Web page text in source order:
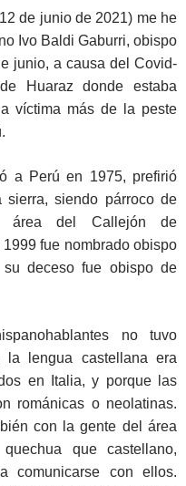
de junio de 2021) me he
Ivo Baldi Gaburri, obispo
junio, a causa del Covid-
Huaraz donde estaba
víctima más de la peste
a Perú en 1975, prefirió
siendo párroco de
área del Callejón de
fue nombrado obispo
deceso fue obispo de
no tuvo
lengua castellana era
en Italia, y porque las
románicas o neolatinas.
con la gente del área
que castellano,
comunicarse con ellos.